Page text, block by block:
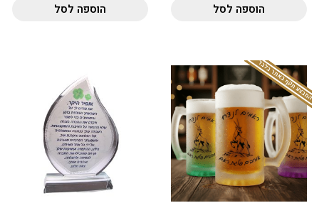
הוספה לסל הוספה לסל
המבצע תקף באתר בלבד